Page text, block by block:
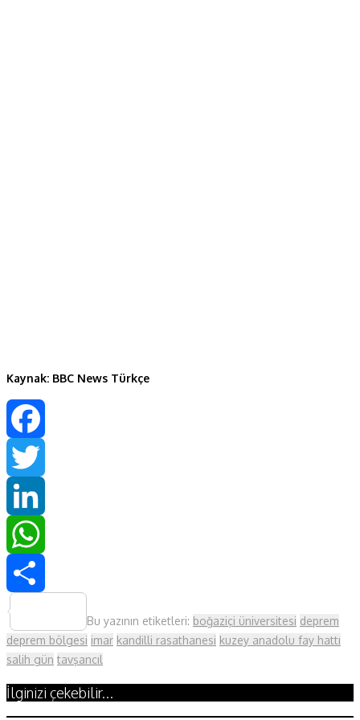
Kaynak: BBC News Türkçe
Facebook
Twitter
LinkedIn
WhatsApp
Bu yazının etiketleri: boğaziçi üniversitesi deprem
deprem bölgesi imar kandilli rasathanesi kuzey anadolu fay hattı
salih gün tavşancıl
İlginizi çekebilir...